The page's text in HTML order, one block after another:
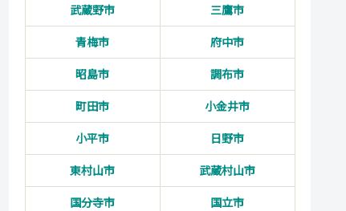
武蔵野市
三鷹市
青梅市
府中市
昭島市
調布市
町田市
小金井市
小平市
日野市
東村山市
武蔵村山市
国分寺市
国立市